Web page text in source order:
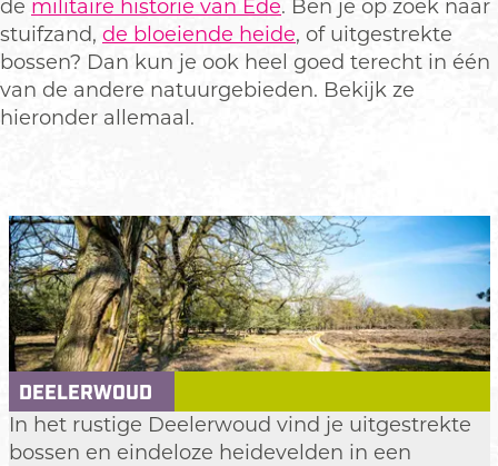
de militaire historie van Ede. Ben je op zoek naar
stuifzand, de bloeiende heide, of uitgestrekte
bossen? Dan kun je ook heel goed terecht in één
van de andere natuurgebieden. Bekijk ze
hieronder allemaal.
DEELERWOUD
D
e
In het rustige Deelerwoud vind je uitgestrekte
bossen en eindeloze heidevelden in een